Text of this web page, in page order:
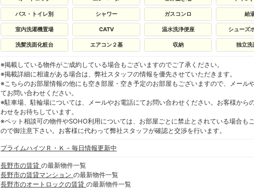
バス・トイレ別 シャワー ガスコンロ 給
室内洗濯機置場 CATV 温水洗浄便座 シューズ
洗髪洗面化粧台 エアコン２基 収納 独立洗
※掲載している物件がご成約している場合もございますのでご了承ください。
※掲載詳細に相違がある場合は、弊社スタッフの情報を優先させていただきます。
※こちらのお部屋情報の他にも空き部屋・空き予定のお部屋もございますので、メール
てお問い合わせください。
※駐車場、駐輪場については、メールやお電話にてお問い合わせください。お客様から
わせをお待ちしています。
※ペット相談可の物件やSOHO利用については、お部屋ごとに禁止とされている場合も
ので御注意下さい。お客様に代わって弊社スタッフが確認と交渉を行います。
プライムハイツＲ・Ｋ - 毎日情報更新中
長野市の賃貸 の最新物件一覧
長野市の賃貸マンション の最新物件一覧
長野市のオートロックの賃貸 の最新物件一覧